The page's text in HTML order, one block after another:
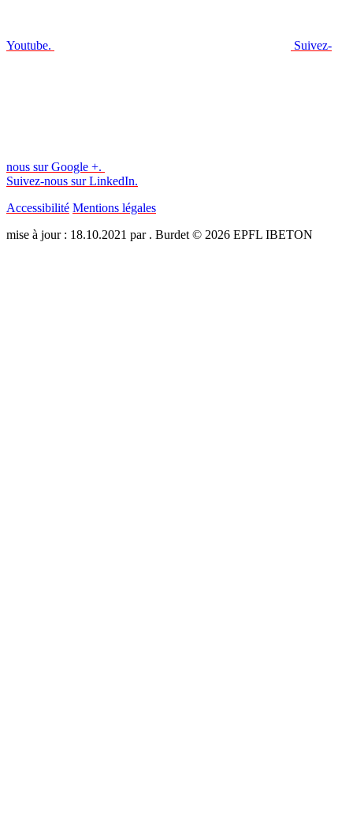
Youtube. Suivez-
nous sur Google +.
Suivez-nous sur LinkedIn.
Accessibilité Mentions légales
mise à jour : 18.10.2021 par . Burdet © 2026 EPFL IBETON